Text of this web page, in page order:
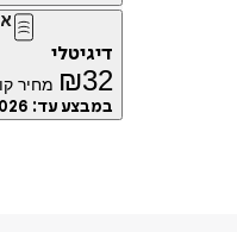
דיגיטלי
₪32 מחיר
במבצע עד: